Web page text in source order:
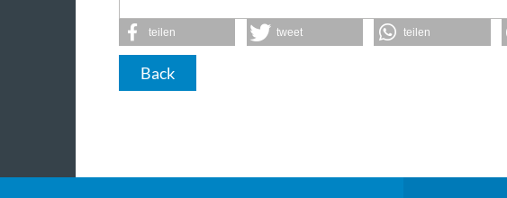
teilen tweet teilen
Back